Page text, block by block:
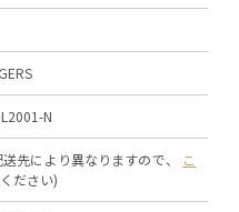
N
先により異なりますので、
こ
ださい)